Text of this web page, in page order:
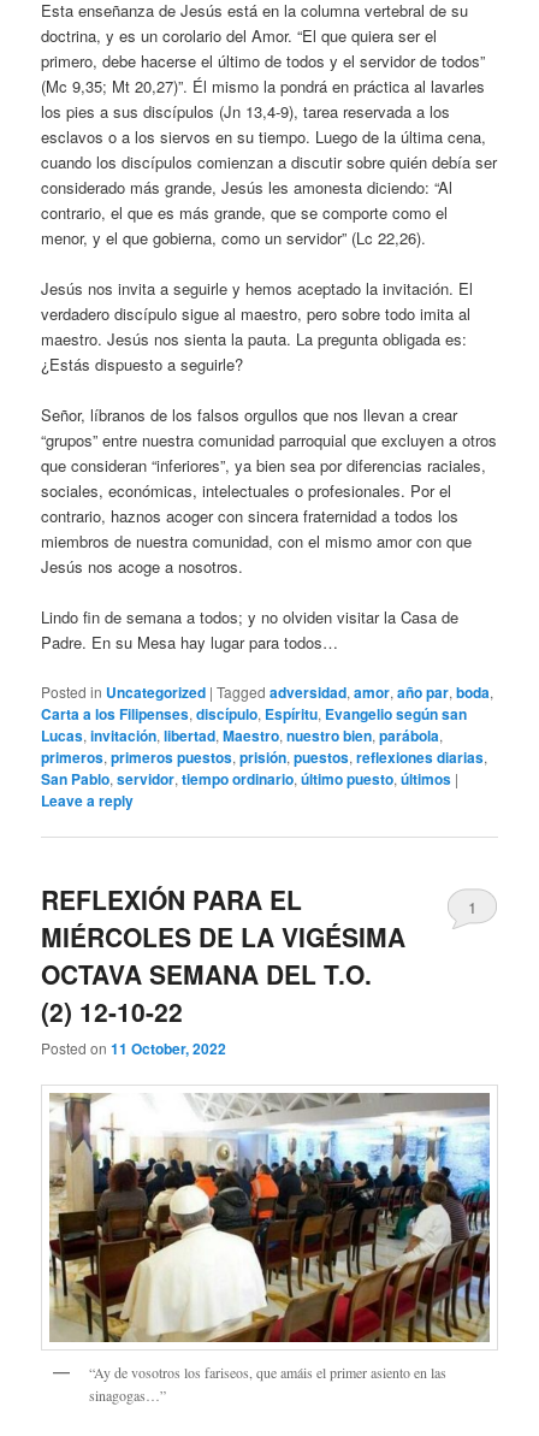
Esta enseñanza de Jesús está en la columna vertebral de su
doctrina, y es un corolario del Amor. “El que quiera ser el
primero, debe hacerse el último de todos y el servidor de todos”
(Mc 9,35; Mt 20,27)”. Él mismo la pondrá en práctica al lavarles
los pies a sus discípulos (Jn 13,4-9), tarea reservada a los
esclavos o a los siervos en su tiempo. Luego de la última cena,
cuando los discípulos comienzan a discutir sobre quién debía ser
considerado más grande, Jesús les amonesta diciendo: “Al
contrario, el que es más grande, que se comporte como el
menor, y el que gobierna, como un servidor” (Lc 22,26).
Jesús nos invita a seguirle y hemos aceptado la invitación. El
verdadero discípulo sigue al maestro, pero sobre todo imita al
maestro. Jesús nos sienta la pauta. La pregunta obligada es:
¿Estás dispuesto a seguirle?
Señor, líbranos de los falsos orgullos que nos llevan a crear
“grupos” entre nuestra comunidad parroquial que excluyen a otros
que consideran “inferiores”, ya bien sea por diferencias raciales,
sociales, económicas, intelectuales o profesionales. Por el
contrario, haznos acoger con sincera fraternidad a todos los
miembros de nuestra comunidad, con el mismo amor con que
Jesús nos acoge a nosotros.
Lindo fin de semana a todos; y no olviden visitar la Casa de
Padre. En su Mesa hay lugar para todos…
Posted in Uncategorized |Tagged adversidad,amor,año par,boda,
Carta a los Filipenses,discípulo, Espíritu, Evangelio según san
Lucas,invitación,libertad,Maestro,nuestro bien,parábola,
primeros,primeros puestos,prisión,puestos,reflexiones diarias,
San Pablo,servidor,tiempo ordinario,último puesto,últimos |
Leave a reply
REFLEXIÓN PARA EL
MIÉRCOLES DE LA VIGÉSIMA
OCTAVA SEMANA DEL T.O.
(2) 12-10-22
Posted on11 October, 2022
1
“Ay de vosotros los fariseos, que amáis el primer asiento en las
sinagogas…”